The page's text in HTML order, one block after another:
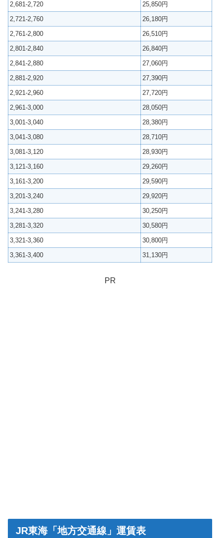
2,681-2,720
25,850円
2,721-2,760
26,180円
2,761-2,800
26,510円
2,801-2,840
26,840円
2,841-2,880
27,060円
2,881-2,920
27,390円
2,921-2,960
27,720円
2,961-3,000
28,050円
3,001-3,040
28,380円
3,041-3,080
28,710円
3,081-3,120
28,930円
3,121-3,160
29,260円
3,161-3,200
29,590円
3,201-3,240
29,920円
3,241-3,280
30,250円
3,281-3,320
30,580円
3,321-3,360
30,800円
3,361-3,400
31,130円
PR
JR東海「地方交通線」運賃表